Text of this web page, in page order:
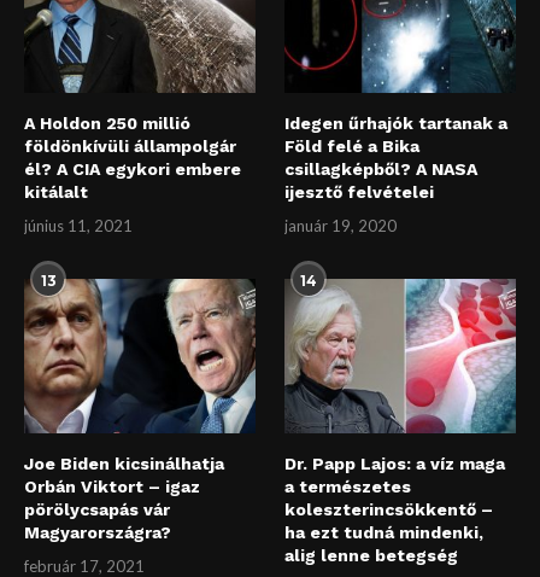
A Holdon 250 millió
földönkívüli állampolgár
él? A CIA egykori embere
kitálalt
június 11, 2021
Idegen űrhajók tartanak a
Föld felé a Bika
csillagképből? A NASA
ijesztő felvételei
január 19, 2020
13
Joe Biden kicsinálhatja
Orbán Viktort – igaz
pörölycsapás vár
Magyarországra?
február 17, 2021
14
Dr. Papp Lajos: a víz maga
a természetes
koleszterincsökkentő –
ha ezt tudná mindenki,
alig lenne betegség